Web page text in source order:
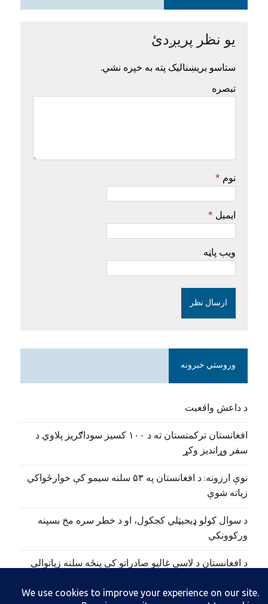
یو نظر پریږدئ
ستاسو بریښنالیک پته به خپره نشي.
تبصره
نوم *
ایمیل *
ویب پاڼه
وروستي خبرونه
د داعش واقعیت
افغانستان ترکمنستان ته د ۱۰۰ کسیز سوداګریز پلاوي د
سفر وړاندیز وکړ
نوې ارزونه: د افغانستان په ۵۳ سلنه سیمو کې خوارځواکي
زیاته شوې
د سوال کولو ډیجیټلي کجکول، او د خطر سره مخ بسپنه
ورکوونکي
د افغانستان د لاسي غالیو صادراتو کې پنځه سلنه زیاتوالی